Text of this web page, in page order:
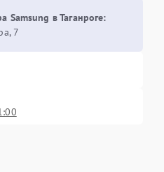
Samsung в Таганроге:
7